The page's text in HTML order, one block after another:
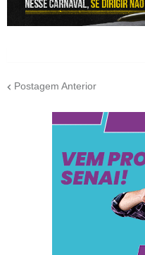
Postagem Anterior